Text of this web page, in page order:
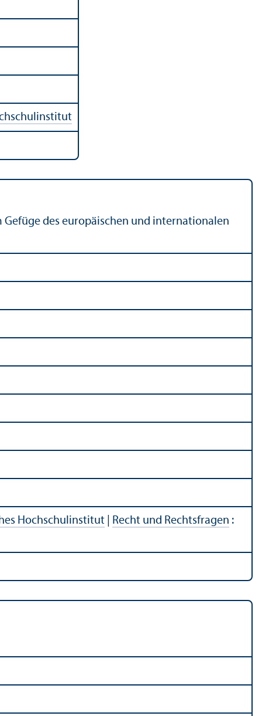
des europäischen und internationalen
Hochschul­institut Recht und Rechts­fragen :